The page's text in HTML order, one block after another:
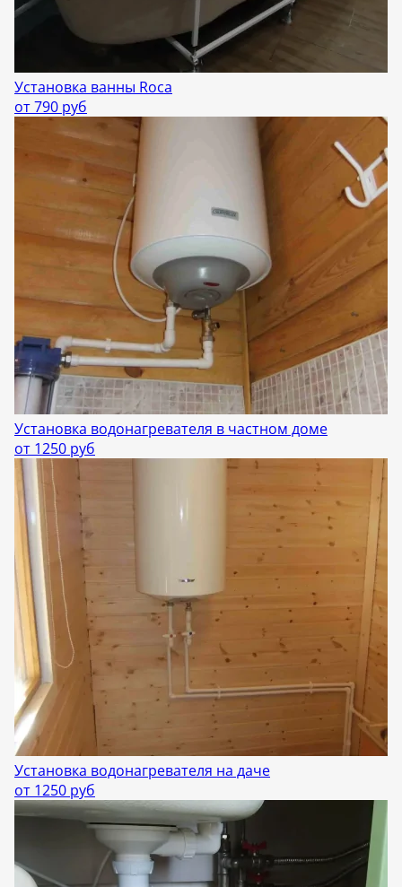
Установка ванны Roca
от 790 руб
Установка водонагревателя в частном доме
от 1250 руб
Установка водонагревателя на даче
от 1250 руб